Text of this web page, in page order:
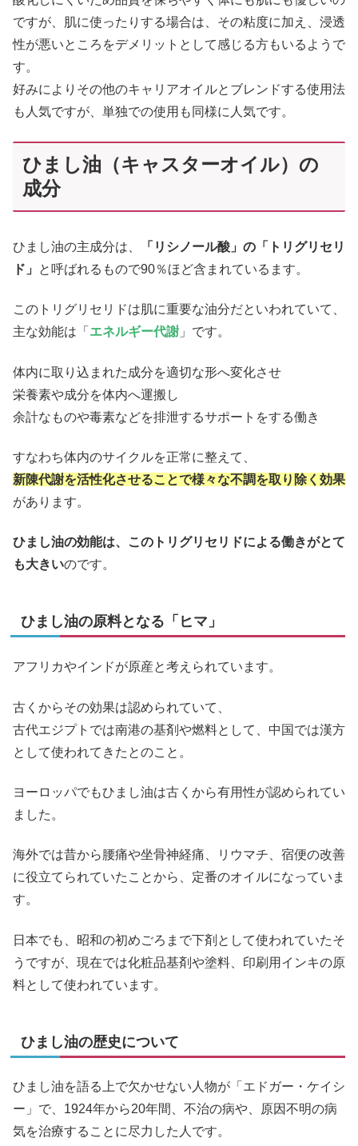
ですが、肌に使ったりする場合は、その粘度に加え、浸透
性が悪いところをデメリットとして感じる方もいるようで
す。
好みによりその他のキャリアオイルとブレンドする使用法
も人気ですが、単独での使用も同様に人気です。
ひまし油（キャスターオイル）の
成分
ひまし油の主成分は、
「リシノール酸」の「トリグリセリ
ド」
と呼ばれるもので90％ほど含まれているます。
このトリグリセリドは肌に重要な油分だといわれていて、
主な効能は「 エネルギー代謝 」です。
体内に取り込まれた成分を適切な形へ変化させ
栄養素や成分を体内へ運搬し
余計なものや毒素などを排泄するサポートをする働き
すなわち体内のサイクルを正常に整えて、
新陳代謝を活性化させることで様々な不調を取り除く効果
があります。
ひまし油の効能は、このトリグリセリドによる働きがとて
も大きいのです。
ひまし油の原料となる「ヒマ」
アフリカやインドが原産と考えられています。
古くからその効果は認められていて、
古代エジプトでは南港の基剤や燃料として、中国では漢方
として使われてきたとのこと。
ヨーロッパでもひまし油は古くから有用性が認められてい
ました。
海外では昔から腰痛や坐骨神経痛、リウマチ、宿便の改善
に役立てられていたことから、定番のオイルになっていま
す。
日本でも、昭和の初めごろまで下剤として使われていたそ
うですが、現在では化粧品基剤や塗料、印刷用インキの原
料として使われています。
ひまし油の歴史について
ひまし油を語る上で欠かせない人物が「エドガー・ケイシ
ー」で、1924年から20年間、不治の病や、原因不明の病
気を治療することに尽力した人です。